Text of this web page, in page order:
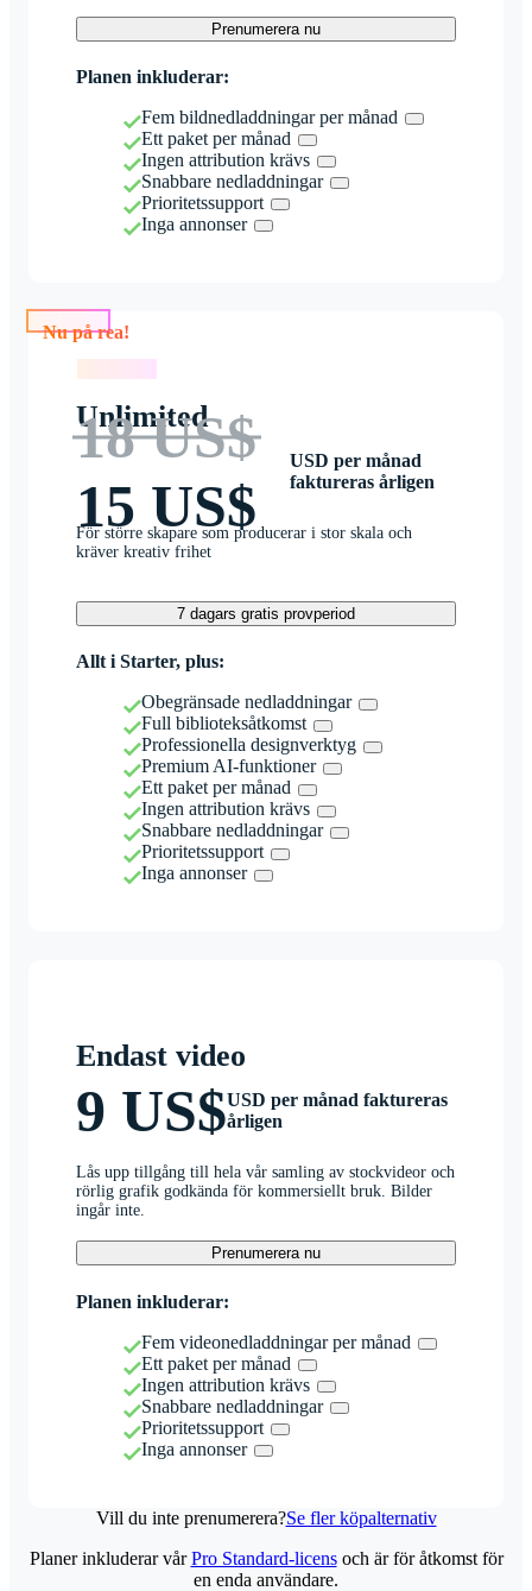
Prenumerera nu
Planen inkluderar:
Fem bildnedladdningar per månad
Ett paket per månad
Ingen attribution krävs
Snabbare nedladdningar
Prioritetssupport
Inga annonser
Nu på rea!
Unlimited
18 US$
15 US$
USD per månad
faktureras årligen
För större skapare som producerar i stor skala och
kräver kreativ frihet
7 dagars gratis provperiod
Allt i Starter, plus:
Obegränsade nedladdningar
Full biblioteksåtkomst
Professionella designverktyg
Premium AI-funktioner
Ett paket per månad
Ingen attribution krävs
Snabbare nedladdningar
Prioritetssupport
Inga annonser
Endast video
9 US$USD per månad faktureras
årligen
Lås upp tillgång till hela vår samling av stockvideor och
rörlig grafik godkända för kommersiellt bruk. Bilder
ingår inte.
Prenumerera nu
Planen inkluderar:
Fem videonedladdningar per månad
Ett paket per månad
Ingen attribution krävs
Snabbare nedladdningar
Prioritetssupport
Inga annonser
Vill du inte prenumerera?Se fler köpalternativ
Planer inkluderar vårPro Standard-licensoch är för åtkomst för
en enda användare.